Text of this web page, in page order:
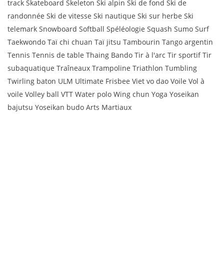
track Skateboard Skeleton Ski alpin Ski de fond Ski de
randonnée Ski de vitesse Ski nautique Ski sur herbe Ski
telemark Snowboard Softball Spéléologie Squash Sumo Surf
Taekwondo Taï chi chuan Taï jitsu Tambourin Tango argentin
Tennis Tennis de table Thaing Bando Tir à l'arc Tir sportif Tir
subaquatique Traîneaux Trampoline Triathlon Tumbling
Twirling baton ULM Ultimate Frisbee Viet vo dao Voile Vol à
voile Volley ball VTT Water polo Wing chun Yoga Yoseikan
bajutsu Yoseikan budo Arts Martiaux